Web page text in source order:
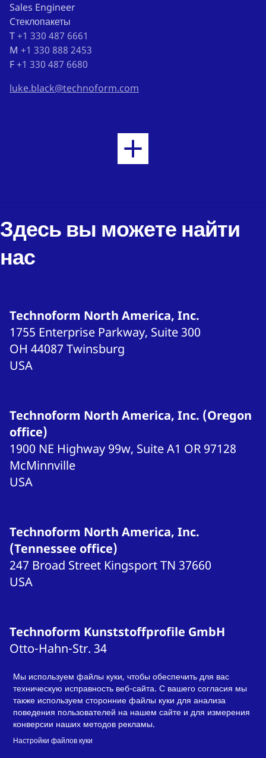
Sales Engineer
Cтеклопакеты
T +1 330 487 6661
M +1 330 888 2453
F +1 330 487 6680
luke.black@technoform.com
Здесь вы можете найти
нас
Technoform North America, Inc.
1755 Enterprise Parkway, Suite 300
OH 44087 Twinsburg
USA
Technoform North America, Inc. (Oregon
office)
1900 NE Highway 99w, Suite A1 OR 97128
McMinnville
USA
Technoform North America, Inc.
(Tennessee office)
247 Broad Street KingsportTN 37660
USA
Technoform Kunststoffprofile GmbH
Otto-Hahn-Str. 34
Germany
T+49 561 9583-900
info.otsde@technoform.com
Мы используем файлы куки, чтобы обеспечить для вас
техническую исправность веб-сайта. С вашего согласия мы
также используем сторонние файлы куки для анализа
поведения пользователей на нашем сайте и для измерения
конверсии наших методов рекламы.
Настройки файлов куки